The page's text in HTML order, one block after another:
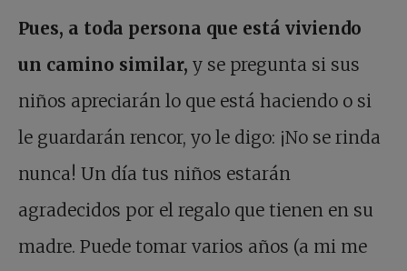
Pues, a toda persona que está viviendo
un camino similar, y se pregunta si sus
niños apreciarán lo que está haciendo o si
le guardarán rencor, yo le digo: ¡No se rinda
nunca! Un día tus niños estarán
agradecidos por el regalo que tienen en su
madre. Puede tomar varios años (a mi me